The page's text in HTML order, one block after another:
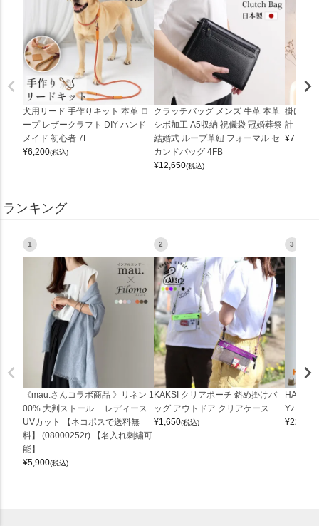
犬用リード 手作りキット 本革 ロ
ープ レザークラフト DIY ハンド
メイド 初心者 7F
¥6,200(税込)
クラッチバッグ メンズ 牛革 本革
シボ加工 A5収納 祝儀袋 冠婚葬祭
結婚式 ループ革紐 フォーマル セ
カンドバッグ 4FB
¥12,650(税込)
掛け時
計
¥7,150
ランキング
1
《mau.さんコラボ商品 》リネン 1
00% 大判ストール レディース
UVカット 【ネコポスで送料無
料】 (08000252r) 【名入れ刺繍可
能】
¥5,900(税込)
2
KAKSI クリアポーチ 斜め掛けバ
ッグ アウトドア クリアケース
¥1,650(税込)
3
Yバッグ
¥22,000